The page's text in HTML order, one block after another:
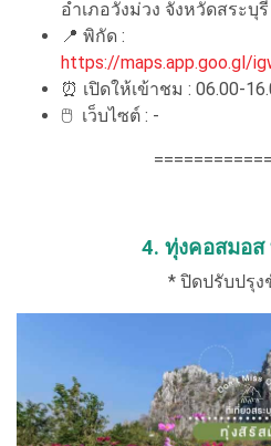
อำเภอวังม่วง จังหวัดสระบุรี
📍 พิกัด :
https://maps.app.goo.gl/
⏰ เปิดให้เข้าชม : 06.00-
🖱 เว็บไซต์ : -
4. ทุ่งคอสมอส
* ปิดปรับปรุง